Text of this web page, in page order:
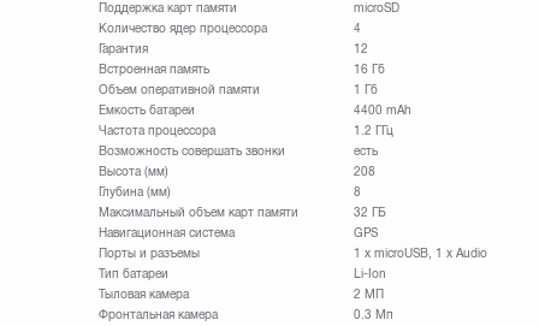
Поддержка карт памяти
microSD
Количество ядер процессора
4
Гарантия
12
Встроенная память
16 Гб
Объем оперативной памяти
1 Гб
Емкость батареи
4400 mAh
Частота процессора
1.2 ГГц
Возможность совершать звонки
есть
Высота (мм)
208
Глубина (мм)
8
Максимальный объем карт памяти
32 ГБ
Навигационная система
GPS
Порты и разъемы
1 x microUSB, 1 x Audio
Тип батареи
Li-Ion
Тыловая камера
2 МП
Фронтальная камера
0.3 Мп